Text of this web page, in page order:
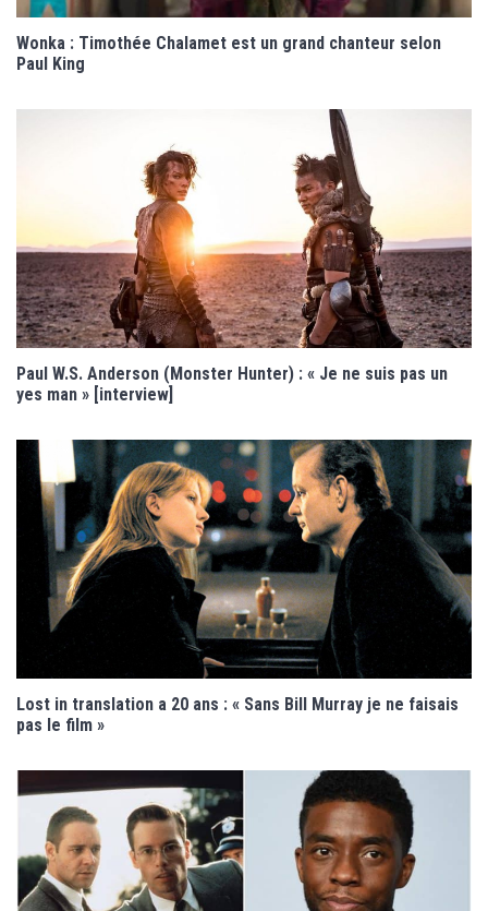
Wonka : Timothée Chalamet est un grand chanteur selon
Paul King
Paul W.S. Anderson (Monster Hunter) : « Je ne suis pas un
yes man » [interview]
Lost in translation a 20 ans : « Sans Bill Murray je ne faisais
pas le film »